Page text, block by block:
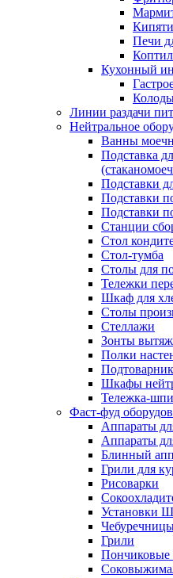
Печи
Кухонный
Линии раздачи
Нейтральное
Ванны
Подставка
Подставки
Подставки
Подставки
Станции
Стол
Стол-тумба
Столы для
Тележки
Шкаф для
Столы
Стеллажи
Зонты
Полки
Шкафы
Тележка-
Фаст-фуд
Аппараты
Аппараты
Блинный
Грили для
Рисоварки
Установки
Грили
Пончиковые